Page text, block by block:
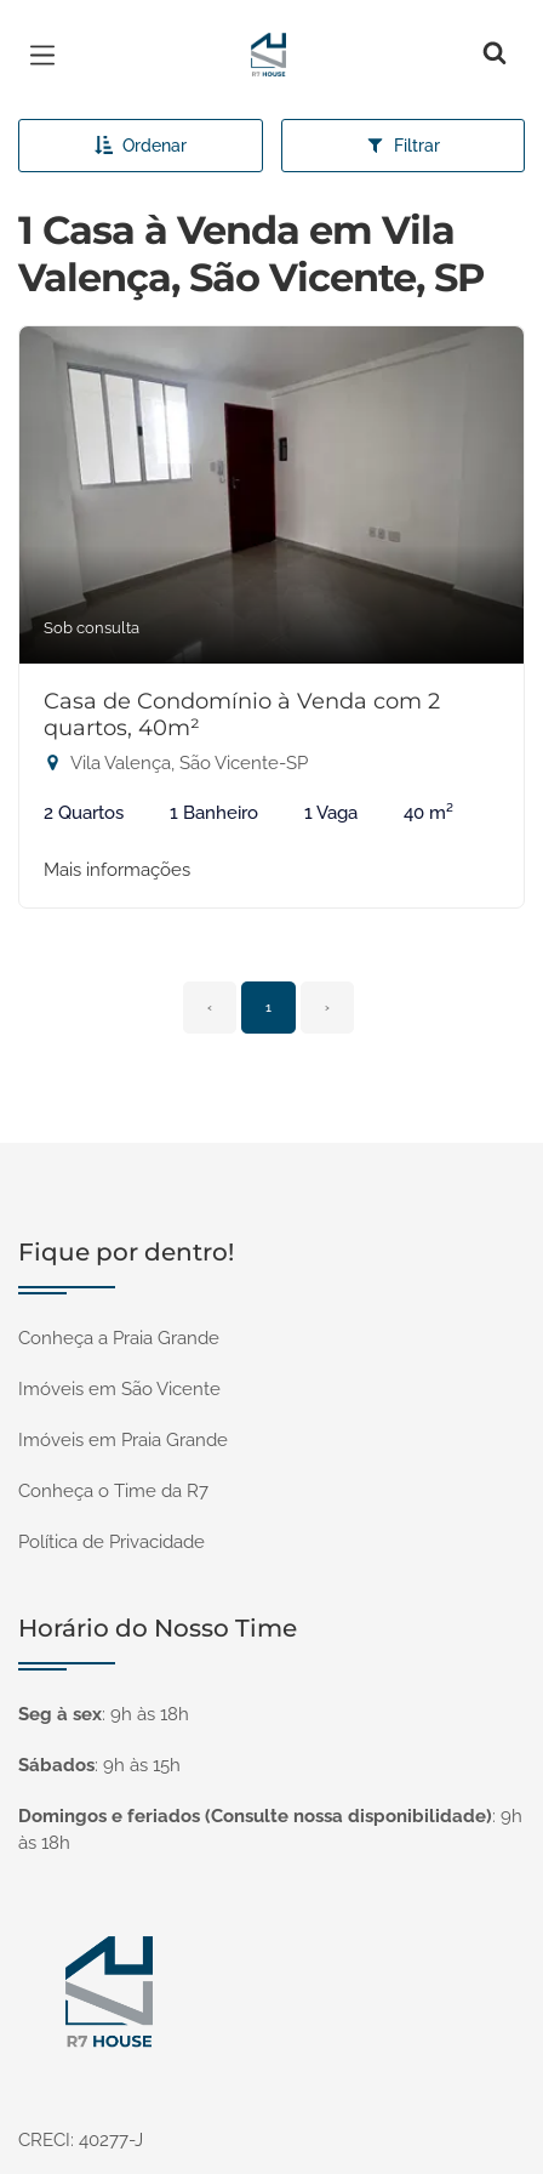
Página inicial
Ordenar Filtrar
1 Casa à Venda em Vila
Valença, São Vicente, SP
Sob consulta
Casa de Condomínio à Venda com 2
quartos, 40m²
Vila Valença, São Vicente-SP
2 Quartos 1 Banheiro 1 Vaga 40 m²
Mais informações
‹ 1 ›
Fique por dentro!
Conheça a Praia Grande
Imóveis em São Vicente
Imóveis em Praia Grande
Conheça o Time da R7
Política de Privacidade
Horário do Nosso Time
Seg à sex: 9h às 18h
Sábados: 9h às 15h
Domingos e feriados (Consulte nossa disponibilidade): 9h
às 18h
CRECI: 40277-J